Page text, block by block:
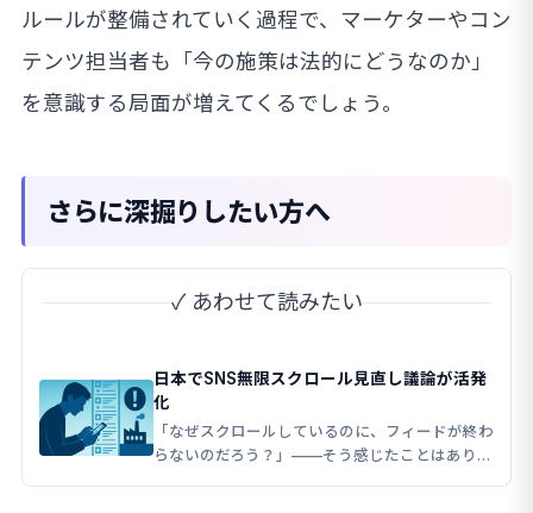
ルールが整備されていく過程で、マーケターやコン
テンツ担当者も「今の施策は法的にどうなのか」
を意識する局面が増えてくるでしょう。
さらに深掘りしたい方へ
✓ あわせて読みたい
日本でSNS無限スクロール見直し議論が活発
化
「なぜスクロールしているのに、フィードが終わ
らないのだろう？」——そう感じたことはありま